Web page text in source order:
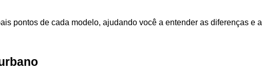
pontos de cada modelo, ajudando você a entender as diferenças e